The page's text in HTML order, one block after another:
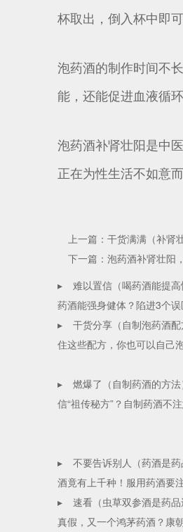
杯取出，倒入杯中即
泡药酒的制作时间不
能，还能促进血液循
泡药酒补肾壮阳是中
正在为性生活不如意
上一篇：干货满满（补肾
下一篇：泡药酒补肾壮阳
▸
难以置信（喝药酒能提
药酒能强身健体？陷进3个
▸
干货分享（自制泡药酒
住这些配方，你也可以自己
▸
燃爆了（自制药酒的方
信“祖传秘方”？自制药酒不
▸
不要告诉别人（药酒是
酒竟有上千种！服用药酒要
▸
速看（虫草双参酒是药
真假，又一个鸿茅药酒？康